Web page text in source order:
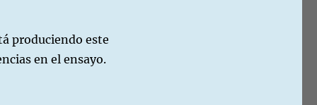
produciendo este
en el ensayo.